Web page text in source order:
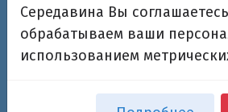
врач-неонатолог высшей
Середавина Вы
обрабатываем ваши
использованием